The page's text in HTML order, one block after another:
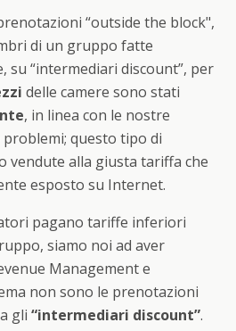
“outside the block",
di un gruppo fatte
su “intermediari discount”, per
delle camere sono stati
, in linea con le nostre
questo tipo di
vendute alla giusta tariffa che
esposto su Internet.
pagano tariffe inferiori
siamo noi ad aver
Management e
non sono le prenotazioni
gli “intermediari discount”.